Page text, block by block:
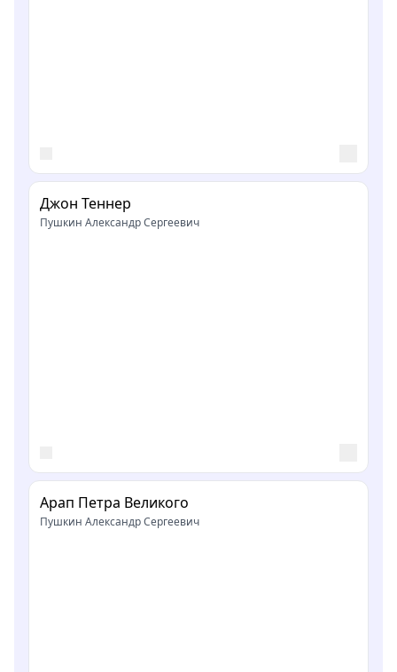
Джон Теннер
Пушкин Александр Сергеевич
Арап Петра Великого
Пушкин Александр Сергеевич